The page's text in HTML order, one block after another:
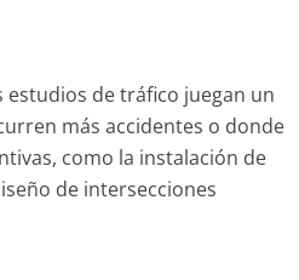
estudios de tráfico juegan un
más accidentes o donde
como la instalación de
de intersecciones